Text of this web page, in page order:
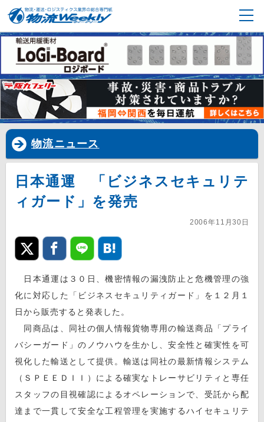
物流ニュース
日本通運 「ビジネスセキュリテ
ィガード」を発売
2006年11月30日
日本通運は３０日、機密情報の漏洩防止と危機管理の強
化に対応した「ビジネスセキュリティガード」を１２月１
日から販売すると発表した。
同商品は、同社の個人情報貨物専用の輸送商品「プライ
バシーガード」のノウハウを生かし、安全性と確実性を可
視化した輸送として提供。輸送は同社の最新情報システム
（ＳＰＥＥＤＩＩ）による確実なトレーサビリティと専任
スタッフの目視確認によるオペレーションで、受託から配
達まで一貫して安全な工程管理を実施するハイセキュリテ